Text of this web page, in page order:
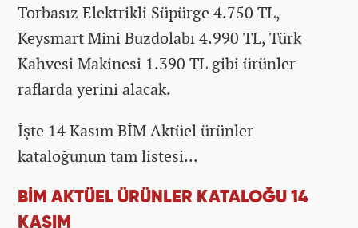
Torbasız Elektrikli Süpürge 4.750 TL,
Keysmart Mini Buzdolabı 4.990 TL, Türk
Kahvesi Makinesi 1.390 TL gibi ürünler
raflarda yerini alacak.
İşte 14 Kasım BİM Aktüel ürünler
kataloğunun tam listesi...
BİM AKTÜEL ÜRÜNLER KATALOĞU 14
KASIM